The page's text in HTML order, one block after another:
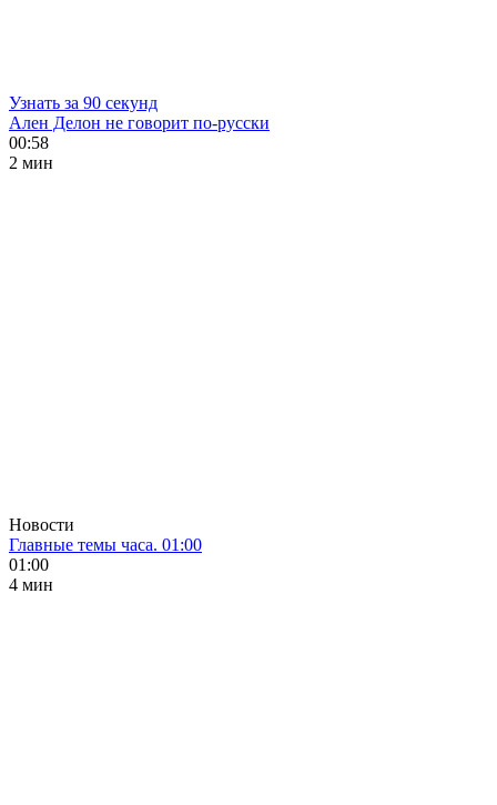
Узнать за 90 секунд
Ален Делон не говорит по-русски
00:58
2 мин
Новости
Главные темы часа. 01:00
01:00
4 мин